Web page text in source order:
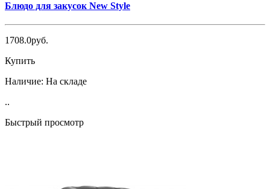
Блюдо для закусок New Style
1708.0руб.
Купить
Наличие: На складе
..
Быстрый просмотр